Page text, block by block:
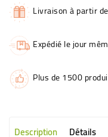
Livraison à partir
Expédié le jour
Plus de 1500
Description Détails